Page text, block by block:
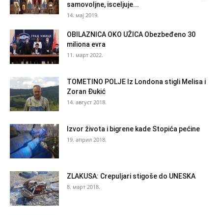
samovoljne, isceljuje...
14. мај 2019.
OBILAZNICA OKO UŽICA Obezbeđeno 30
miliona evra
11. март 2022.
TOMETINO POLJE Iz Londona stigli Melisa i
Zoran Đukić
14. август 2018.
Izvor života i bigrene kade Stopića pećine
19. април 2018.
ZLAKUSA: Crepuljari stigoše do UNESKA
8. март 2018.